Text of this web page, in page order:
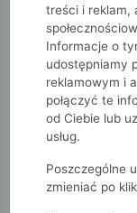
51015kids
Bawełniane
treści i reklam,
Informacje o
udostępniamy
reklamowym i
połączyć te
od Ciebie lub
usług.
Poszczególne
zmieniać po